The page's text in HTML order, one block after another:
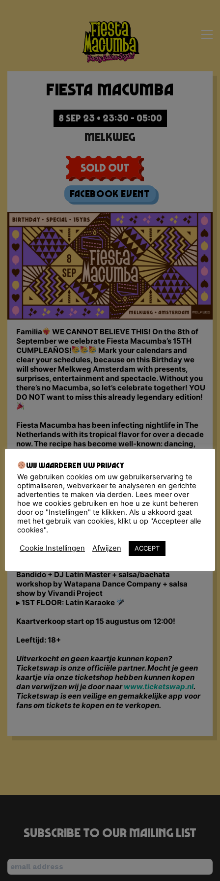
Fiesta Macumba
8 SEP 23 • 23:30 - 05:00
Melkweg
Sold Out
Facebook Event
Familia
WE CANNOT BELIEVE THIS! On the 8th of
September we celebrate Fiesta Macumba’s 15TH
CUMPLEAÑOS!
Mark your calendars and
clear your schedules, because on this Birthday we
will shower Melkweg Amsterdam with presents,
surprises, entertainment and spectacle. Without you
there’s no Macumba, so let’s celebrate together! YOU
DO NOT want to miss this already legendary edition!
Fiesta Macumba has been infecting nightlife in The
Netherlands with its tropical flavor for over a decade
now. The recipe has become well-known: dancing,
the golden oldies to today’s bangers. The Fiesta
Macumba Soundsystem & friends bombard the
dance floor with a molotov cocktail of exotic sounds:
Reggaeton, Salsa, Bachata, Merengue, Cumbia,
Dancehall, Trap Latino, Baile Funk… All styles are
thrown in the mix with a steaming dance floor as the
result!
▸ MAX: Fiesta Macumba Soundsystem, toda la
Bandido + DJ Latin Master + salsa/bachata
workshop by Watapana Dance Company + salsa
show by Vivandi Project
▸ 1ST FLOOR: Latin Karaoke
Kaartverkoop start op 15 augustus om 12:00!
Leeftijd: 18+
Uitverkocht en geen kaartje kunnen kopen?
Ticketswap is onze officiële partner. Mocht je geen
kaartje via onze ticketshop hebben kunnen kopen
dan verwijzen wij je door naarwww.ticketswap.nl.
Ticketswap is een veilige en gemakkelijke app voor
fans om tickets te kopen en te verkopen.
Subscribe to our mailing list
Wij waarderen uw privacy
We gebruiken cookies om uw gebruikerservaring te
optimaliseren, webverkeer te analyseren en gerichte
advertenties te maken via derden. Lees meer over
hoe we cookies gebruiken en hoe u ze kunt beheren
door op "Instellingen" te klikken. Als u akkoord gaat
met het gebruik van cookies, klikt u op "Accepteer alle
cookies".
Cookie Instellingen Afwijzen ACCEPT